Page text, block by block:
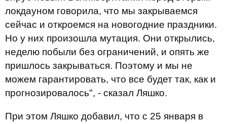
локдауном говорила, что мы закрываемся
сейчас и откроемся на новогодние праздники.
Но у них произошла мутация. Они открылись,
неделю побыли без ограничений, и опять же
пришлось закрываться. Поэтому и мы не
можем гарантировать, что все будет так, как и
прогнозировалось", - сказал Ляшко.
При этом Ляшко добавил, что с 25 января в